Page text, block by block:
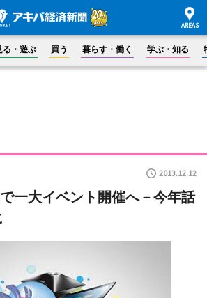
る・遊ぶ 買う 暮らす・働く 学ぶ・知る
2013.12.12
一大イベント開催へ－今年話